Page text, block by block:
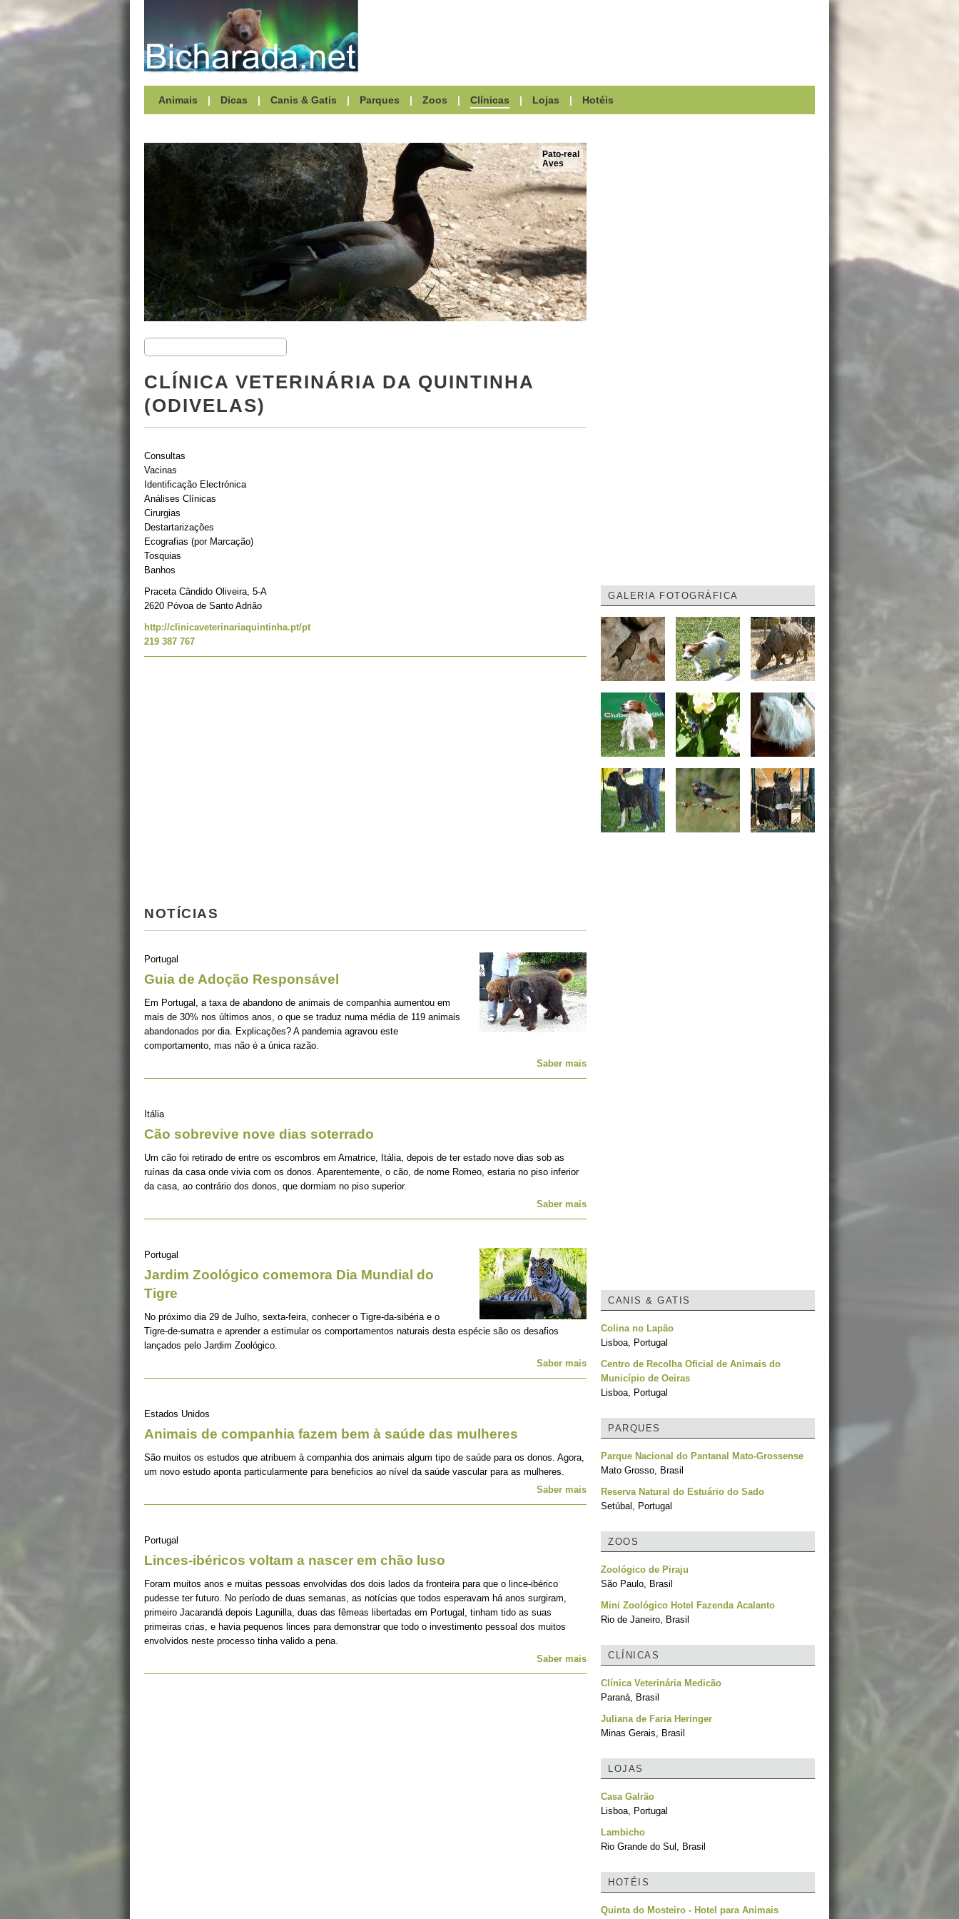
Animais | Dicas | Canis & Gatis | Parques | Zoos | Clínicas | Lojas | Hotéis
Pato-real
Aves
CLÍNICA VETERINÁRIA DA QUINTINHA
(ODIVELAS)
Consultas
Vacinas
Identificação Electrónica
Análises Clínicas
Cirurgias
Destartarizações
Ecografias (por Marcação)
Tosquias
Banhos
Praceta Cândido Oliveira, 5-A
2620 Póvoa de Santo Adrião
http://clinicaveterinariaquintinha.pt/pt
219 387 767
NOTÍCIAS
Portugal
Guia de Adoção Responsável
Em Portugal, a taxa de abandono de animais de companhia aumentou em
mais de 30% nos últimos anos, o que se traduz numa média de 119 animais
abandonados por dia. Explicações? A pandemia agravou este
comportamento, mas não é a única razão.
Saber mais
Itália
Cão sobrevive nove dias soterrado
Um cão foi retirado de entre os escombros em Amatrice, Itália, depois de ter estado nove dias sob as
ruínas da casa onde vivia com os donos. Aparentemente, o cão, de nome Romeo, estaria no piso inferior
da casa, ao contrário dos donos, que dormiam no piso superior.
Saber mais
Portugal
Jardim Zoológico comemora Dia Mundial do
Tigre
No próximo dia 29 de Julho, sexta-feira, conhecer o Tigre-da-sibéria e o
Tigre-de-sumatra e aprender a estimular os comportamentos naturais desta espécie são os desafios
lançados pelo Jardim Zoológico.
Saber mais
Estados Unidos
Animais de companhia fazem bem à saúde das mulheres
São muitos os estudos que atribuem à companhia dos animais algum tipo de saúde para os donos. Agora,
um novo estudo aponta particularmente para beneficios ao nível da saúde vascular para as mulheres.
Saber mais
Portugal
Linces-ibéricos voltam a nascer em chão luso
Foram muitos anos e muitas pessoas envolvidas dos dois lados da fronteira para que o lince-ibérico
pudesse ter futuro. No período de duas semanas, as notícias que todos esperavam há anos surgiram,
primeiro Jacarandá depois Lagunilla, duas das fêmeas libertadas em Portugal, tinham tido as suas
primeiras crias, e havia pequenos linces para demonstrar que todo o investimento pessoal dos muitos
envolvidos neste processo tinha valido a pena.
Saber mais
GALERIA FOTOGRÁFICA
CANIS & GATIS
Colina no Lapão
Lisboa, Portugal
Centro de Recolha Oficial de Animais do
Município de Oeiras
Lisboa, Portugal
PARQUES
Parque Nacional do Pantanal Mato-Grossense
Mato Grosso, Brasil
Reserva Natural do Estuário do Sado
Setúbal, Portugal
ZOOS
Zoológico de Piraju
São Paulo, Brasil
Mini Zoológico Hotel Fazenda Acalanto
Rio de Janeiro, Brasil
CLÍNICAS
Clínica Veterinária Medicão
Paraná, Brasil
Juliana de Faria Heringer
Minas Gerais, Brasil
LOJAS
Casa Galrão
Lisboa, Portugal
Lambicho
Rio Grande do Sul, Brasil
HOTÉIS
Quinta do Mosteiro - Hotel para Animais